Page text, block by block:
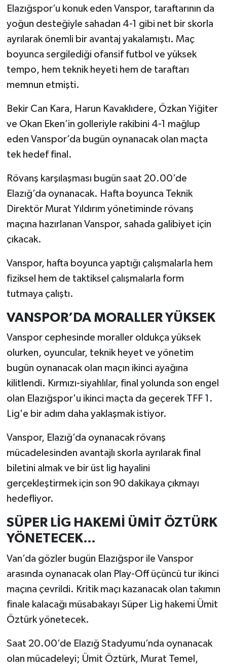
Elazığspor’u konuk eden Vanspor, taraftarının da
yoğun desteğiyle sahadan 4-1 gibi net bir skorla
ayrılarak önemli bir avantaj yakalamıştı. Maç
boyunca sergilediği ofansif futbol ve yüksek
tempo, hem teknik heyeti hem de taraftarı
memnun etmişti.
Bekir Can Kara, Harun Kavaklıdere, Özkan Yiğiter
ve Okan Eken’in golleriyle rakibini 4-1 mağlup
eden Vanspor’da bugün oynanacak olan maçta
tek hedef final.
Rövanş karşılaşması bugün saat 20.00’de
Elazığ’da oynanacak. Hafta boyunca Teknik
Direktör Murat Yıldırım yönetiminde rövanş
maçına hazırlanan Vanspor, sahada galibiyet için
çıkacak.
Vanspor, hafta boyunca yaptığı çalışmalarla hem
fiziksel hem de taktiksel çalışmalarla form
tutmaya çalıştı.
VANSPOR’DA MORALLER YÜKSEK
Vanspor cephesinde moraller oldukça yüksek
olurken, oyuncular, teknik heyet ve yönetim
bugün oynanacak olan maçın ikinci ayağına
kilitlendi. Kırmızı-siyahlılar, final yolunda son engel
olan Elazığspor'u ikinci maçta da geçerek TFF 1.
Lig'e bir adım daha yaklaşmak istiyor.
Vanspor, Elazığ’da oynanacak rövanş
mücadelesinden avantajlı skorla ayrılarak final
biletini almak ve bir üst lig hayalini
gerçekleştirmek için son 90 dakikaya çıkmayı
hedefliyor.
SÜPER LİG HAKEMİ ÜMİT ÖZTÜRK
YÖNETECEK…
Van’da gözler bugün Elazığspor ile Vanspor
arasında oynanacak olan Play-Off üçüncü tur ikinci
maçına çevrildi. Kritik maçı kazanacak olan takımın
finale kalacağı müsabakayı Süper Lig hakemi Ümit
Öztürk yönetecek.
Saat 20.00’de Elazığ Stadyumu’nda oynanacak
olan mücadeleyi; Ümit Öztürk, Murat Temel,